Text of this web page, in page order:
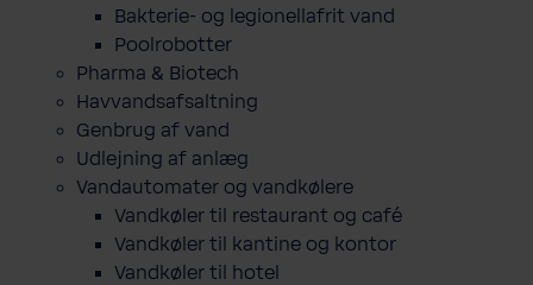
Bakterie- og legionellafrit vand
Poolrobotter
Pharma & Biotech
Havvandsafsaltning
Genbrug af vand
Udlejning af anlæg
Vandautomater og vandkølere
Vandkøler til restaurant og café
Vandkøler til kantine og kontor
Vandkøler til hotel